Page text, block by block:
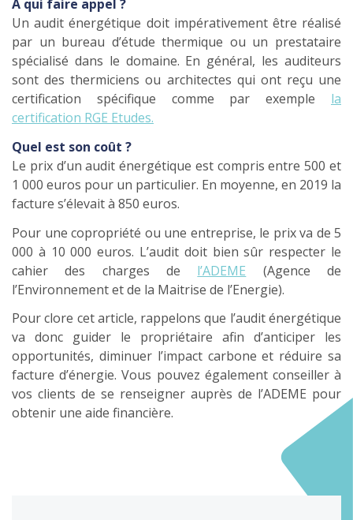
A qui faire appel ?
Un audit énergétique doit impérativement être réalisé
par un bureau d’étude thermique ou un prestataire
spécialisé dans le domaine. En général, les auditeurs
sont des thermiciens ou architectes qui ont reçu une
certification spécifique comme par exemple la
certification RGE Etudes.
Quel est son coût ?
Le prix d’un audit énergétique est compris entre 500 et
1 000 euros pour un particulier. En moyenne, en 2019 la
facture s’élevait à 850 euros.
Pour une copropriété ou une entreprise, le prix va de 5
000 à 10 000 euros. L’audit doit bien sûr respecter le
cahier des charges de l’ADEME (Agence de
l’Environnement et de la Maitrise de l’Energie).
Pour clore cet article, rappelons que l’audit énergétique
va donc guider le propriétaire afin d’anticiper les
opportunités, diminuer l’impact carbone et réduire sa
facture d’énergie. Vous pouvez également conseiller à
vos clients de se renseigner auprès de l’ADEME pour
obtenir une aide financière.